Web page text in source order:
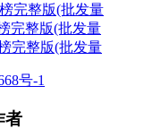
完整版(批发量
完整版(批发量
完整版(批发量
号-1
者